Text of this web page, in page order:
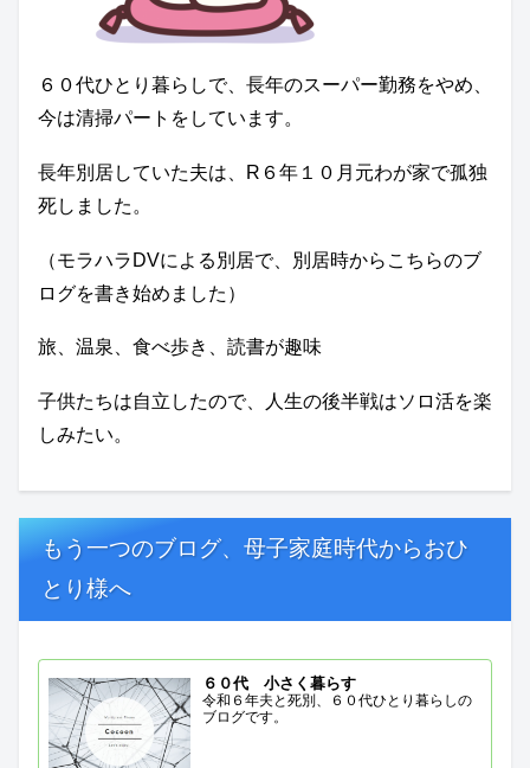
６０代ひとり暮らしで、長年のスーパー勤務をやめ、
今は清掃パートをしています。
長年別居していた夫は、R６年１０月元わが家で孤独
死しました。
（モラハラDVによる別居で、別居時からこちらのブ
ログを書き始めました）
旅、温泉、食べ歩き、読書が趣味
子供たちは自立したので、人生の後半戦はソロ活を楽
しみたい。
もう一つのブログ、母子家庭時代からおひ
とり様へ
６０代 小さく暮らす
令和６年夫と死別、６０代ひとり暮らしの
ブログです。